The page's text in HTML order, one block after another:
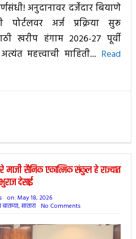
अनुदानावर दर्जेदार बियाणे
पोर्टलवर अर्ज प्रक्रिया सुरू
खरीप हंगाम २०२६-२७ पूर्वी
महत्त्वाची माहिती... Read
माजी सैनिक एकात्मिक संकुल हे राज्यात
देसाई
on: May 18, 2026
बातम्या,सातारा No Comments